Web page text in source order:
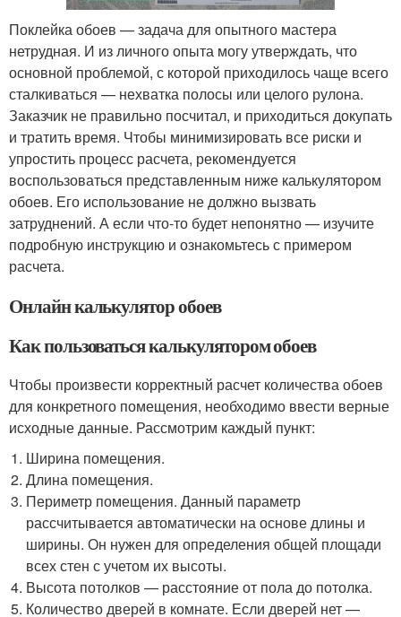
Поклейка обоев — задача для опытного мастера
нетрудная. И из личного опыта могу утверждать, что
основной проблемой, с которой приходилось чаще всего
сталкиваться — нехватка полосы или целого рулона.
Заказчик не правильно посчитал, и приходиться докупать
и тратить время. Чтобы минимизировать все риски и
упростить процесс расчета, рекомендуется
воспользоваться представленным ниже калькулятором
обоев. Его использование не должно вызвать
затруднений. А если что-то будет непонятно — изучите
подробную инструкцию и ознакомьтесь с примером
расчета.
Онлайн калькулятор обоев
Как пользоваться калькулятором обоев
Чтобы произвести корректный расчет количества обоев
для конкретного помещения, необходимо ввести верные
исходные данные. Рассмотрим каждый пункт:
Ширина помещения.
Длина помещения.
Периметр помещения. Данный параметр
рассчитывается автоматически на основе длины и
ширины. Он нужен для определения общей площади
всех стен с учетом их высоты.
Высота потолков — расстояние от пола до потолка.
Количество дверей в комнате. Если дверей нет —